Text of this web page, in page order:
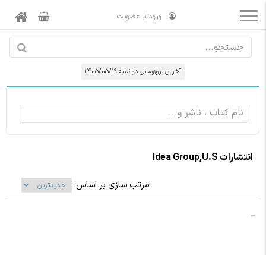
ورود یا عضویت
آخرین بروزرسانی دوشنبه 1405/05/19
انتشارات Idea Group,U.S
مرتب سازی بر اساس: